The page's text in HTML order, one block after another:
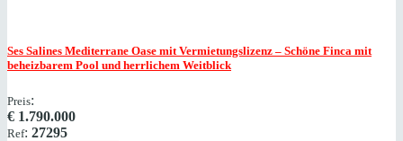
Ses Salines Mediterrane Oase mit Vermietungslizenz – Schöne Finca mit
beheizbarem Pool und herrlichem Weitblick
Preis:
€ 1.790.000
Ref: 27295